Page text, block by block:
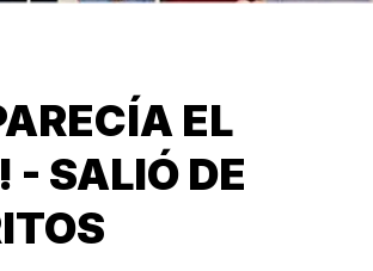
EL
- SALIÓ DE